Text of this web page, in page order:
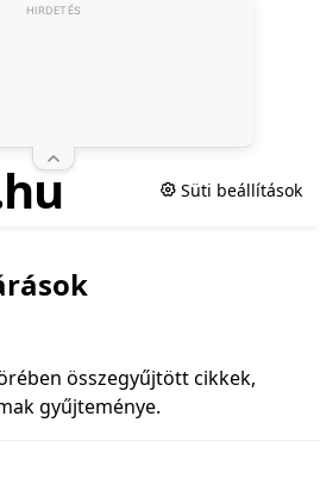
Süti beállítások
összegyűjtött cikkek,
gyűjteménye.
HIRDETÉS